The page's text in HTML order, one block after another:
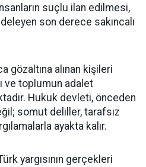
suçlu ilan edilmesi,
son derece sakıncalı
gözaltına alınan kişileri
ve toplumun adalet
Hukuk devleti, önceden
somut deliller, tarafsız
ayakta kalır.
yargısının gerçekleri